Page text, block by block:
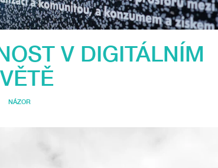
V DIGITÁLNÍM
NÁZOR